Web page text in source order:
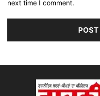
next time I comment.